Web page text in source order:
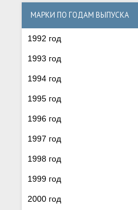
МАРКИ ПО ГОДАМ ВЫПУСКА
1992 год
1993 год
1994 год
1995 год
1996 год
1997 год
1998 год
1999 год
2000 год